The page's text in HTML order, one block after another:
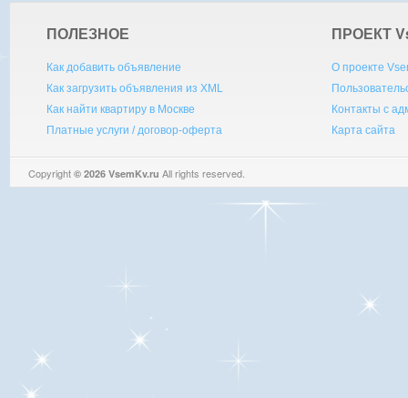
ПОЛЕЗНОЕ
Как добавить объявление
Как загрузить объявления из XML
Как найти квартиру в Москве
Платные услуги / договор-оферта
ПРОЕКТ V
О проекте
Контакты с
Карта сайта
Copyright © 2026 VsemKv.ru All rights reserved.